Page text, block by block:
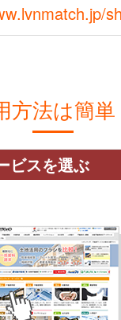
方法は簡単
ビスを選ぶ